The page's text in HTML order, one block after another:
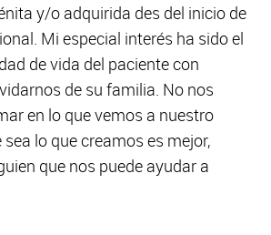
y/o adquirida des del inicio de
Mi especial interés ha sido el
de vida del paciente con
de su familia. No nos
en lo que vemos a nuestro
lo que creamos es mejor,
que nos puede ayudar a